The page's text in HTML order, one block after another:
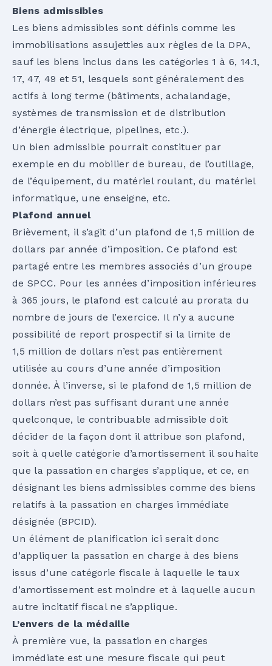
Biens admissibles
Les biens admissibles sont définis comme les
immobilisations assujetties aux règles de la DPA,
sauf les biens inclus dans les catégories 1 à 6, 14.1,
17, 47, 49 et 51, lesquels sont généralement des
actifs à long terme (bâtiments, achalandage,
systèmes de transmission et de distribution
d’énergie électrique, pipelines, etc.).
Un bien admissible pourrait constituer par
exemple en du mobilier de bureau, de l’outillage,
de l’équipement, du matériel roulant, du matériel
informatique, une enseigne, etc.
Plafond annuel
Brièvement, il s’agit d’un plafond de 1,5 million de
dollars par année d’imposition. Ce plafond est
partagé entre les membres associés d’un groupe
de SPCC. Pour les années d’imposition inférieures
à 365 jours, le plafond est calculé au prorata du
nombre de jours de l’exercice. Il n’y a aucune
possibilité de report prospectif si la limite de
1,5 million de dollars n’est pas entièrement
utilisée au cours d’une année d’imposition
donnée. À l’inverse, si le plafond de 1,5 million de
dollars n’est pas suffisant durant une année
quelconque, le contribuable admissible doit
décider de la façon dont il attribue son plafond,
soit à quelle catégorie d’amortissement il souhaite
que la passation en charges s’applique, et ce, en
désignant les biens admissibles comme des biens
relatifs à la passation en charges immédiate
désignée (BPCID).
Un élément de planification ici serait donc
d’appliquer la passation en charge à des biens
issus d’une catégorie fiscale à laquelle le taux
d’amortissement est moindre et à laquelle aucun
autre incitatif fiscal ne s’applique.
L’envers de la médaille
À première vue, la passation en charges
immédiate est une mesure fiscale qui peut